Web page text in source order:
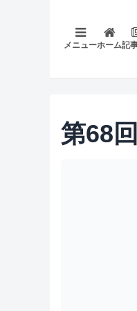
メニューホーム記
第68